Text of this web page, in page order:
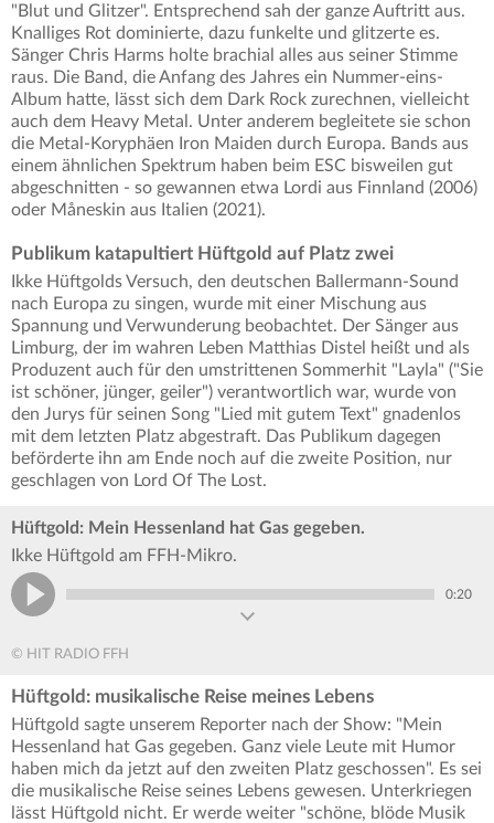
"Blut und Glitzer". Entsprechend sah der ganze Auftritt aus.
Knalliges Rot dominierte, dazu funkelte und glitzerte es.
Sänger Chris Harms holte brachial alles aus seiner Stimme
raus. Die Band, die Anfang des Jahres ein Nummer-eins-
Album hatte, lässt sich dem Dark Rock zurechnen, vielleicht
auch dem Heavy Metal. Unter anderem begleitete sie schon
die Metal-Koryphäen Iron Maiden durch Europa. Bands aus
einem ähnlichen Spektrum haben beim ESC bisweilen gut
abgeschnitten - so gewannen etwa Lordi aus Finnland (2006)
oder Måneskin aus Italien (2021).
Publikum katapultiert Hüftgold auf Platz zwei
Ikke Hüftgolds Versuch, den deutschen Ballermann-Sound
nach Europa zu singen, wurde mit einer Mischung aus
Spannung und Verwunderung beobachtet. Der Sänger aus
Limburg, der im wahren Leben Matthias Distel heißt und als
Produzent auch für den umstrittenen Sommerhit "Layla" ("Sie
ist schöner, jünger, geiler") verantwortlich war, wurde von
den Jurys für seinen Song "Lied mit gutem Text" gnadenlos
mit dem letzten Platz abgestraft. Das Publikum dagegen
beförderte ihn am Ende noch auf die zweite Position, nur
geschlagen von Lord Of The Lost.
Hüftgold: Mein Hessenland hat Gas gegeben.
Ikke Hüftgold am FFH-Mikro.
0:20
© HIT RADIO FFH
Hüftgold: musikalische Reise meines Lebens
Hüftgold sagte unserem Reporter nach der Show: "Mein
Hessenland hat Gas gegeben. Ganz viele Leute mit Humor
haben mich da jetzt auf den zweiten Platz geschossen". Es sei
die musikalische Reise seines Lebens gewesen. Unterkriegen
lässt Hüftgold nicht. Er werde weiter "schöne, blöde Musik